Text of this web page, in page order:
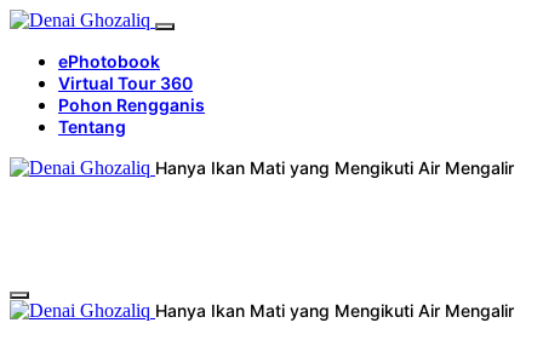
ePhotobook
Virtual Tour 360
Pohon Rengganis
Tentang
Hanya Ikan Mati yang Mengikuti Air Mengalir
Hanya Ikan Mati yang Mengikuti Air Mengalir